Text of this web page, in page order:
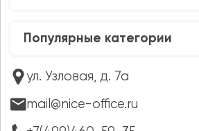
Популярные категории
ул. Узловая, д. 7а
mail@nice-office.ru